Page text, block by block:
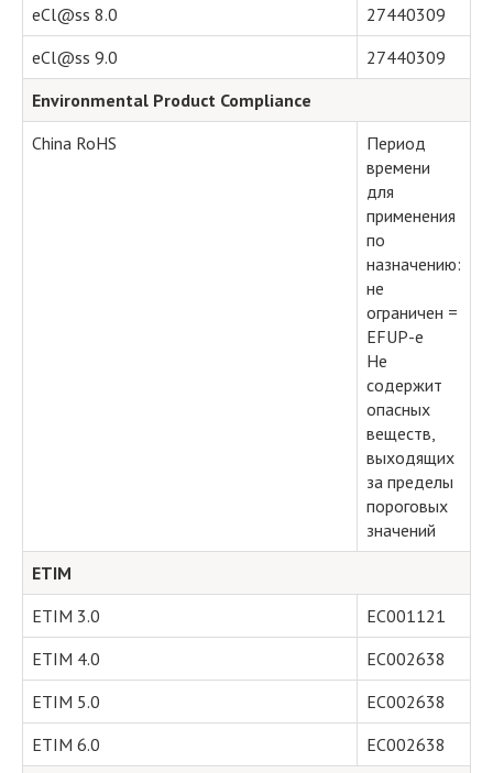
eCl@ss 8.0
27440309
eCl@ss 9.0
27440309
Environmental Product Compliance
China RoHS
Период
времени
для
применения
по
назначению:
не
ограничен =
EFUP-e
Не
содержит
опасных
веществ,
выходящих
за пределы
пороговых
значений
ETIM
ETIM 3.0
EC001121
ETIM 4.0
EC002638
ETIM 5.0
EC002638
ETIM 6.0
EC002638